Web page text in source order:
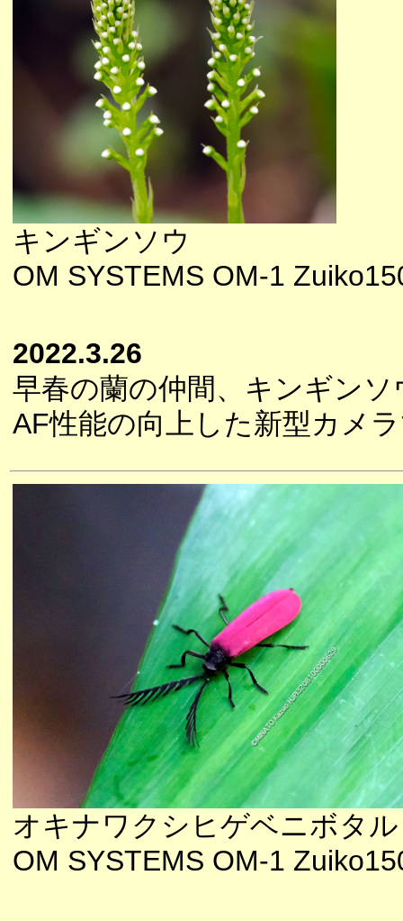
キンギンソウ
OM SYSTEMS OM-1
2022.3.26
早春の蘭の仲間、キンギン
AF性能の向上した新型カメ
オキナワクシヒゲベニボタル
OM SYSTEMS OM-1